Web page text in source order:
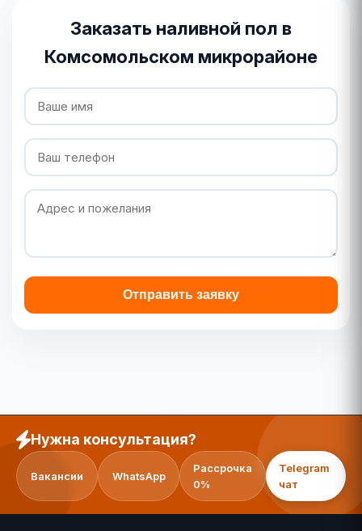
Заказать наливной пол в
Комсомольском микрорайоне
Отправить заявку
Нужна консультация?
Вакансии WhatsApp
Рассрочка
0%
Telegram
чат